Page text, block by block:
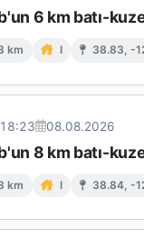
6 km batı-
km I 38.83, -
08.08.2026
8 km batı-
km I 38.84, -